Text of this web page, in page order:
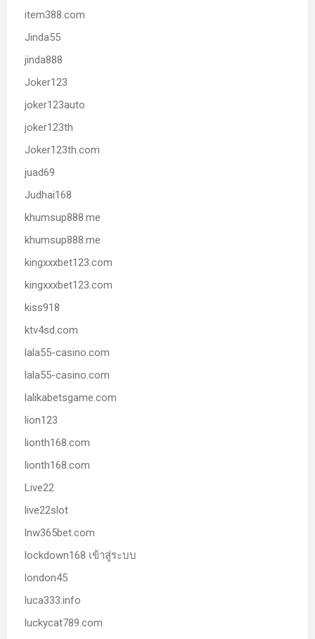
item388.com
Jinda55
jinda888
Joker123
joker123auto
joker123th
Joker123th.com
juad69
Judhai168
khumsup888.me
khumsup888.me
kingxxxbet123.com
kingxxxbet123.com
kiss918
ktv4sd.com
lala55-casino.com
lala55-casino.com
lalikabetsgame.com
lion123
lionth168.com
lionth168.com
Live22
live22slot
lnw365bet.com
lockdown168 เข้าสู่ระบบ
london45
luca333.info
luckycat789.com